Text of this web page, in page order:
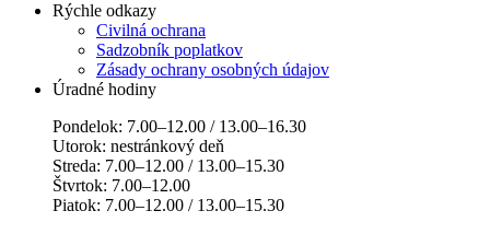
Rýchle odkazy
Civilná ochrana
Sadzobník poplatkov
Zásady ochrany osobných údajov
Úradné hodiny
Pondelok: 7.00–12.00 / 13.00–16.30
Utorok: nestránkový deň
Streda: 7.00–12.00 / 13.00–15.30
Štvrtok: 7.00–12.00
Piatok: 7.00–12.00 / 13.00–15.30